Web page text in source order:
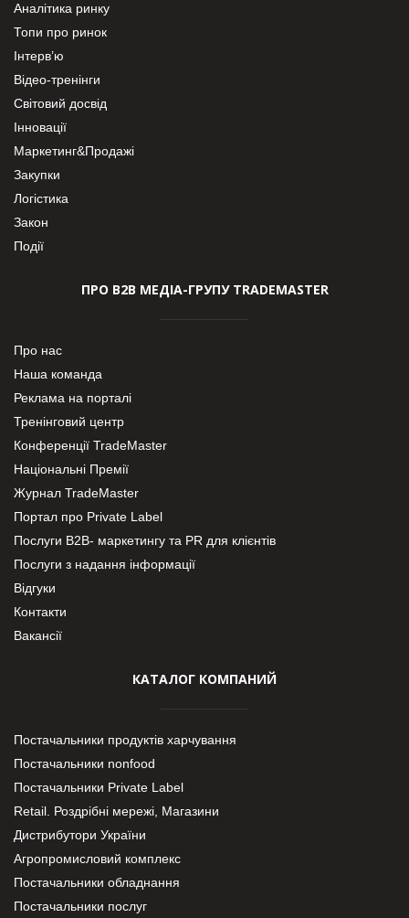
Аналітика ринку
Топи про ринок
Інтерв’ю
Відео-тренінги
Світовий досвід
Інновації
Маркетинг&Продажі
Закупки
Логістика
Закон
Події
ПРО В2В МЕДІА-ГРУПУ TRADEMASTER
Про нас
Наша команда
Реклама на порталі
Тренінговий центр
Конференції TradeMaster
Національні Премії
Журнал TradeMaster
Портал про Private Label
Послуги В2В- маркетингу та PR для клієнтів
Послуги з надання інформації
Відгуки
Контакти
Вакансії
КАТАЛОГ КОМПАНИЙ
Постачальники продуктів харчування
Постачальники nonfood
Постачальники Private Label
Retail. Роздрібні мережі, Магазини
Дистрибутори України
Агропромисловий комплекс
Постачальники обладнання
Постачальники послуг